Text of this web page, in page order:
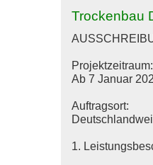
Trockenbau
Projektzeitraum:
Ab 7 Januar
Auftragsort:
1.